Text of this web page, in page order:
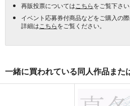
再販投票については こちらをご覧下さい
イベント応募券付商品などをご購入の
詳細は こちらをご覧ください。
一緒に買われている同人作品また